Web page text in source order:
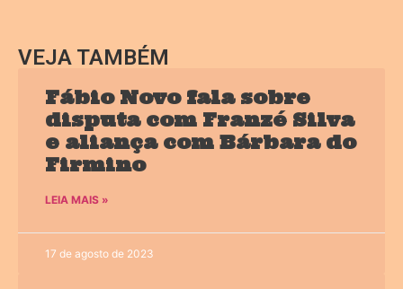
VEJA TAMBÉM
Fábio Novo fala sobre
disputa com Franzé Silva
e aliança com Bárbara do
Firmino
LEIA MAIS »
17 de agosto de 2023